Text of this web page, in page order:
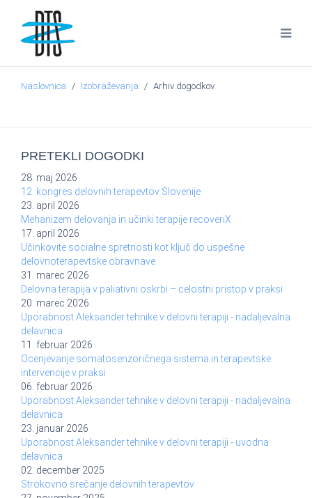
Naslovnica Izobraževanja Arhiv dogodkov
PRETEKLI DOGODKI
28. maj 2026
12. kongres delovnih terapevtov Slovenije
23. april 2026
Mehanizem delovanja in učinki terapije recoveriX
17. april 2026
Učinkovite socialne spretnosti kot ključ do uspešne
delovnoterapevtske obravnave
31. marec 2026
Delovna terapija v paliativni oskrbi – celostni pristop v praksi
20. marec 2026
Uporabnost Aleksander tehnike v delovni terapiji - nadaljevalna
delavnica
11. februar 2026
Ocenjevanje somatosenzoričnega sistema in terapevtske
intervencije v praksi
06. februar 2026
Uporabnost Aleksander tehnike v delovni terapiji - nadaljevalna
delavnica
23. januar 2026
Uporabnost Aleksander tehnike v delovni terapiji - uvodna
delavnica
02. december 2025
Strokovno srečanje delovnih terapevtov